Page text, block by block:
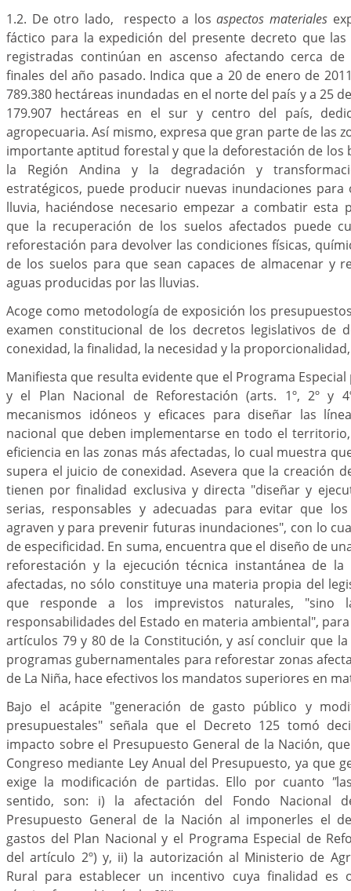
1.2. De otro lado, respecto a losaspectos materiales
fáctico para la expedición del presente decreto que las
registradas continúan en ascenso afectando cerca de
finales del año pasado. Indica que a 20 de enero de
789.380 hectáreas inundadas en el norte del país y a 25
179.907 hectáreas en el sur y centro del país,
agropecuaria. Así mismo, expresa que gran parte de las
importante aptitud forestal y que la deforestación de los
la Región Andina y la degradación y
estratégicos, puede producir nuevas inundaciones
lluvia, haciéndose necesario empezar a combatir esta
que la recuperación de los suelos afectados puede
reforestación para devolver las condiciones físicas,
de los suelos para que sean capaces de almacenar y
aguas producidas por las lluvias.
Acoge como metodología de exposición los
examen constitucional de los decretos legislativos de
conexidad, la finalidad, la necesidad y la
Manifiesta que resulta evidente que el Programa
y el Plan Nacional de Reforestación (arts. 1º, 2º y
mecanismos idóneos y eficaces para diseñar las
nacional que deben implementarse en todo el
eficiencia en las zonas más afectadas, lo cual muestra
supera el juicio de conexidad. Asevera que la creación
tienen por finalidad exclusiva y directa "diseñar y
serias, responsables y adecuadas para evitar que
agraven y para prevenir futuras inundaciones", con lo
de especificidad. En suma, encuentra que el diseño de
reforestación y la ejecución técnica instantánea de
afectadas, no sólo constituye una materia propia del
que responde a los imprevistos naturales, "sino
responsabilidades del Estado en materia ambiental",
artículos 79 y 80 de la Constitución, y así concluir que
programas gubernamentales para reforestar zonas
de La Niña, hace efectivos los mandatos superiores en
Bajo el acápite "generación de gasto público y
presupuestales" señala que el Decreto 125 tomó
impacto sobre el Presupuesto General de la Nación,
Congreso mediante Ley Anual del Presupuesto, ya que
exige la modificación de partidas. Ello por cuanto "
sentido, son: i) la afectación del Fondo Nacional
Presupuesto General de la Nación al imponerles el
gastos del Plan Nacional y el Programa Especial de
del artículo 2º) y, ii) la autorización al Ministerio de
Rural para establecer un incentivo cuya finalidad es